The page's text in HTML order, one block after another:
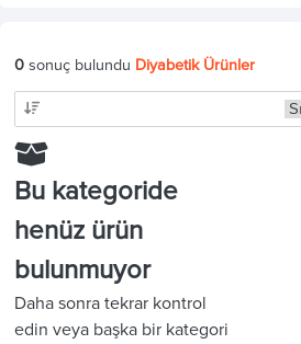
0sonuç bulundu Diyabetik Ürünler
Bu kategoride
henüz ürün
bulunmuyor
Daha sonra tekrar kontrol
edin veya başka bir kategori